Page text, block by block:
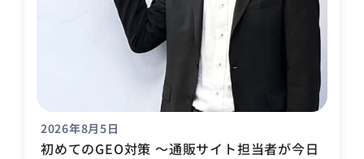
2026年8月5日
初めてのGEO対策 〜通販サイト担当者が今日